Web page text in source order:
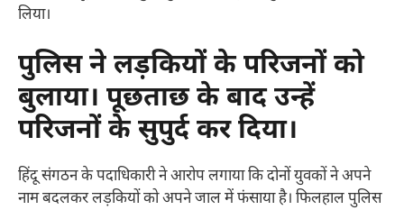
लिया।
पुलिस ने लड़कियों के परिजनों को
बुलाया। पूछताछ के बाद उन्हें
परिजनों के सुपुर्द कर दिया।
हिंदू संगठन के पदाधिकारी ने आरोप लगाया कि दोनों युवकों ने अपने
नाम बदलकर लड़कियों को अपने जाल में फंसाया है। फिलहाल पुलिस